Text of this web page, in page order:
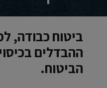
ביטוח כבודה,
ההבדלים
הביטוח.